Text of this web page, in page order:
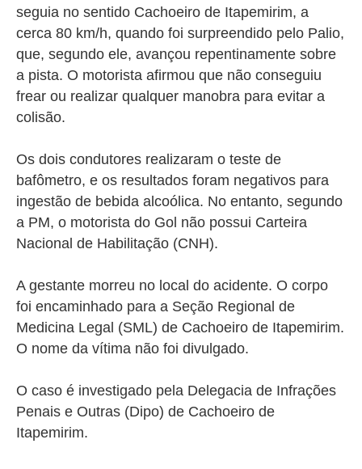
seguia no sentido Cachoeiro de Itapemirim, a
cerca 80 km/h, quando foi surpreendido pelo Palio,
que, segundo ele, avançou repentinamente sobre
a pista. O motorista afirmou que não conseguiu
frear ou realizar qualquer manobra para evitar a
colisão.
Os dois condutores realizaram o teste de
bafômetro, e os resultados foram negativos para
ingestão de bebida alcoólica. No entanto, segundo
a PM, o motorista do Gol não possui Carteira
Nacional de Habilitação (CNH).
A gestante morreu no local do acidente. O corpo
foi encaminhado para a Seção Regional de
Medicina Legal (SML) de Cachoeiro de Itapemirim.
O nome da vítima não foi divulgado.
O caso é investigado pela Delegacia de Infrações
Penais e Outras (Dipo) de Cachoeiro de
Itapemirim.